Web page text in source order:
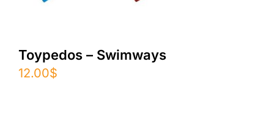
Toypedos – Swimways
12.00$